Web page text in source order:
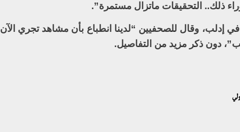
ذلك.. التحقيقات ماتزال مستمرة”.
وقال للصحفيين “لدينا انطباع بأن مشاهد تجري الآن
دون ذكر مزيد من التفاصيل.